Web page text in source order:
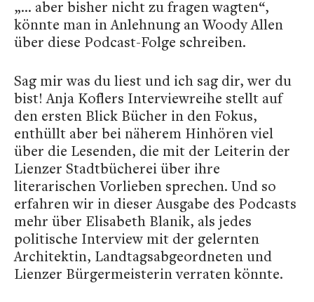
„... aber bisher nicht zu fragen wagten“,
könnte man in Anlehnung an Woody Allen
über diese Podcast-Folge schreiben.
Sag mir was du liest und ich sag dir, wer du
bist! Anja Koflers Interviewreihe stellt auf
den ersten Blick Bücher in den Fokus,
enthüllt aber bei näherem Hinhören viel
über die Lesenden, die mit der Leiterin der
Lienzer Stadtbücherei über ihre
literarischen Vorlieben sprechen. Und so
erfahren wir in dieser Ausgabe des Podcasts
mehr über Elisabeth Blanik, als jedes
politische Interview mit der gelernten
Architektin, Landtagsabgeordneten und
Lienzer Bürgermeisterin verraten könnte.